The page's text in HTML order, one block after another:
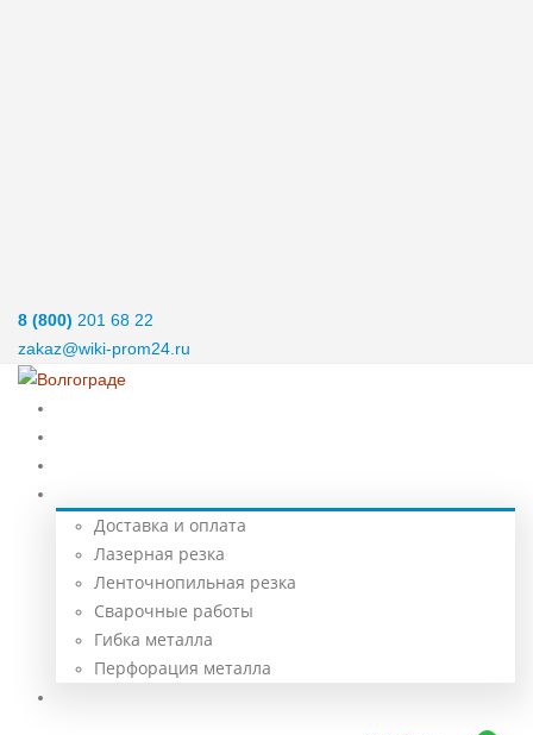
8 (800) 201 68 22
zakaz@wiki-prom24.ru
Доставка и оплата
Лазерная резка
Ленточнопильная резка
Сварочные работы
Гибка металла
Перфорация металла